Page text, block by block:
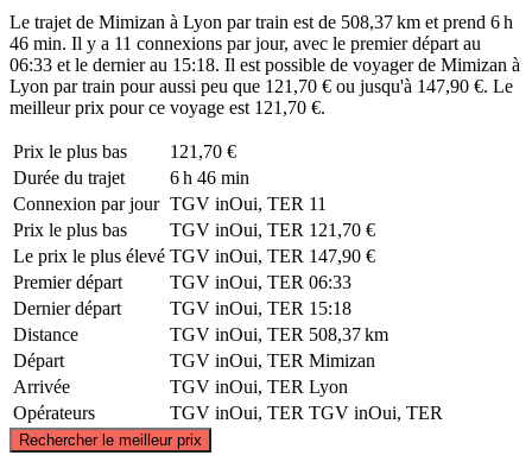
Le trajet de Mimizan à Lyon par train est de 508,37 km et prend 6 h
46 min. Il y a 11 connexions par jour, avec le premier départ au
06:33 et le dernier au 15:18. Il est possible de voyager de Mimizan à
Lyon par train pour aussi peu que 121,70 € ou jusqu'à 147,90 €. Le
meilleur prix pour ce voyage est 121,70 €.
Prix ​​le plus bas
121,70 €
Durée du trajet
6 h 46 min
Connexion par jour TGV inOui, TER 11
Prix ​​le plus bas
TGV inOui, TER 121,70 €
Le prix le plus élevé TGV inOui, TER 147,90 €
Premier départ
TGV inOui, TER 06:33
Dernier départ
TGV inOui, TER 15:18
Distance
TGV inOui, TER 508,37 km
Départ
TGV inOui, TER Mimizan
Arrivée
TGV inOui, TER Lyon
Opérateurs
TGV inOui, TER TGV inOui, TER
Rechercher le meilleur prix
©CARTO, © OpenStreetMapcontributors